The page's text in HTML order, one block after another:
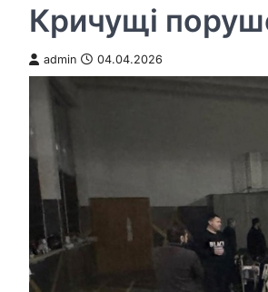
Кричущі
admin 04.04.2026